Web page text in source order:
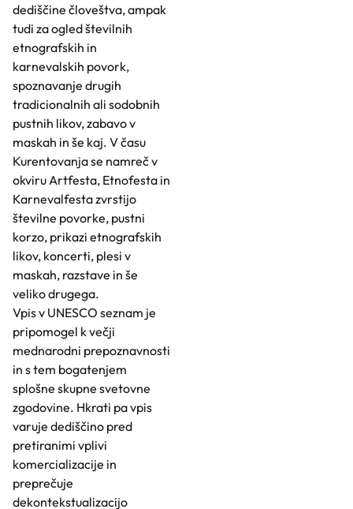
dediščine človeštva, ampak
tudi za ogled številnih
etnografskih in
karnevalskih povork,
spoznavanje drugih
tradicionalnih ali sodobnih
pustnih likov, zabavo v
maskah in še kaj. V času
Kurentovanja se namreč v
okviru Artfesta, Etnofesta in
Karnevalfesta zvrstijo
številne povorke, pustni
korzo, prikazi etnografskih
likov, koncerti, plesi v
maskah, razstave in še
veliko drugega.
Vpis v UNESCO seznam je
pripomogel k večji
mednarodni prepoznavnosti
in s tem bogatenjem
splošne skupne svetovne
zgodovine. Hkrati pa vpis
varuje dediščino pred
pretiranimi vplivi
komercializacije in
preprečuje
dekontekstualizacijo